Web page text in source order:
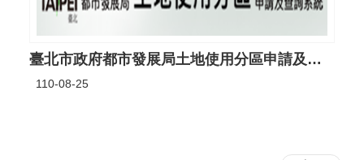
臺北市政府都市發展局土地使用分區申請及查詢系統
110-08-25